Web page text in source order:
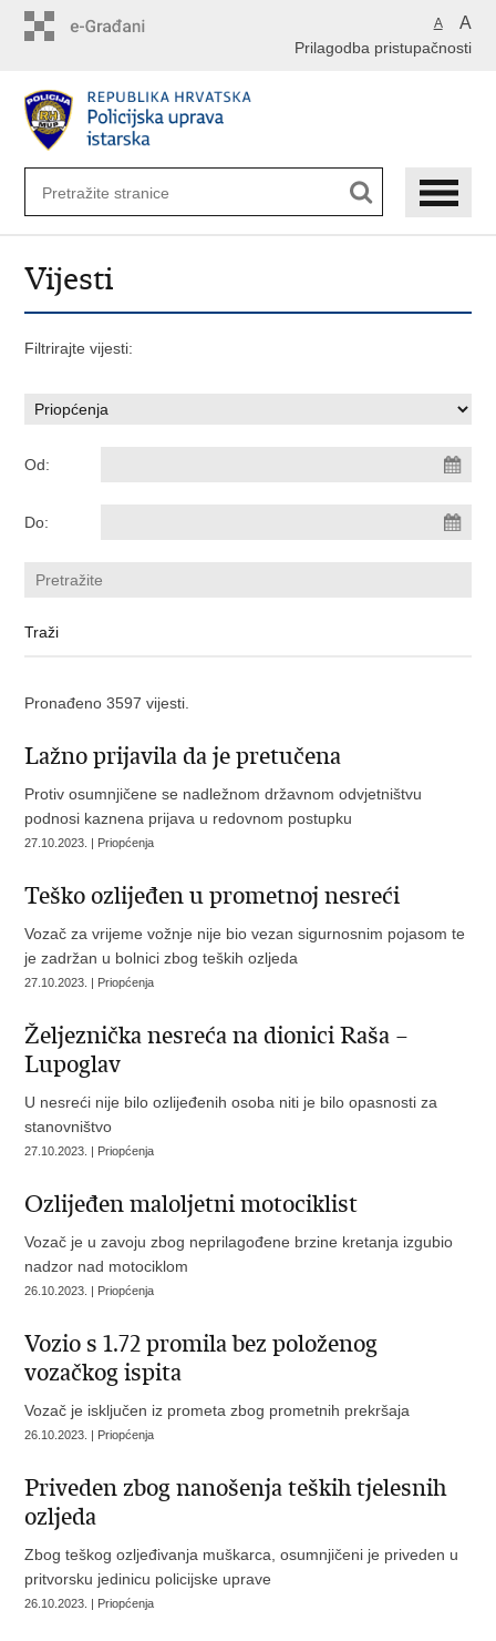
A A
Prilagodba pristupačnosti
Vijesti
Filtrirajte vijesti:
Od:
Do:
Pronađeno 3597 vijesti.
Lažno prijavila da je pretučena
Protiv osumnjičene se nadležnom državnom odvjetništvu
podnosi kaznena prijava u redovnom postupku
27.10.2023. | Priopćenja
Teško ozlijeđen u prometnoj nesreći
Vozač za vrijeme vožnje nije bio vezan sigurnosnim pojasom te
je zadržan u bolnici zbog teških ozljeda
27.10.2023. | Priopćenja
Željeznička nesreća na dionici Raša –
Lupoglav
U nesreći nije bilo ozlijeđenih osoba niti je bilo opasnosti za
stanovništvo
27.10.2023. | Priopćenja
Ozlijeđen maloljetni motociklist
Vozač je u zavoju zbog neprilagođene brzine kretanja izgubio
nadzor nad motociklom
26.10.2023. | Priopćenja
Vozio s 1.72 promila bez položenog
vozačkog ispita
Vozač je isključen iz prometa zbog prometnih prekršaja
26.10.2023. | Priopćenja
Priveden zbog nanošenja teških tjelesnih
ozljeda
Zbog teškog ozljeđivanja muškarca, osumnjičeni je priveden u
pritvorsku jedinicu policijske uprave
26.10.2023. | Priopćenja